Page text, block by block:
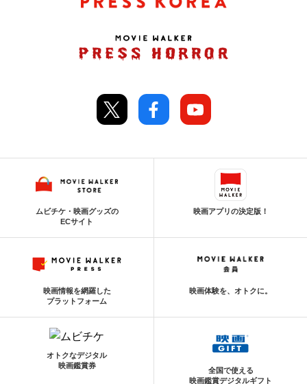
ムビチケ・映画グッズの
ECサイト
映画アプリの決定版！
映画情報を網羅した
プラットフォーム
映画体験を、オトクに。
オトクなデジタル
映画鑑賞券
全国で使える
映画鑑賞デジタルギフト